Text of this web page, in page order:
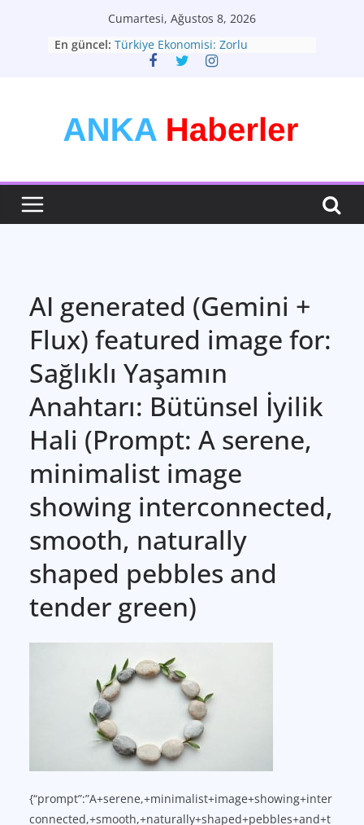
Cumartesi, Ağustos 8, 2026
En güncel: Türkiye Ekonomisi: Zorlu
Dönemeçte Yeni Adımlar
Daha Fazlası
Bütünsel Sağlık: Yaşam Kalitenizin
AI generated (Gemini +
Flux) featured image for:
Sağlıklı Yaşamın
Anahtarı: Bütünsel İyilik
Hali (Prompt: A serene,
minimalist image
showing interconnected,
smooth, naturally
shaped pebbles and
tender green)
{“prompt”:”A+serene,+minimalist+image+showing+inter
connected,+smooth,+naturally+shaped+pebbles+and+t